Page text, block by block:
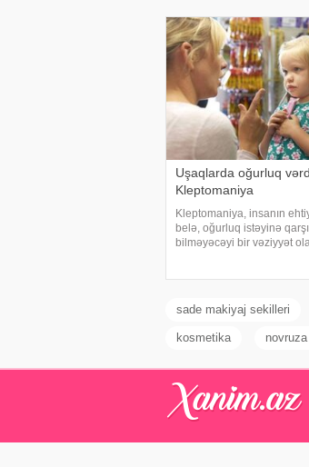
statistikasın
Uşaqlarda oğurluq
Kleptomaniya
Kleptomaniya, insanın
belə, oğurluq istəyinə
bilməyəcəyi bir vəziyyət
sade makiyaj sekilleri
kosmetika